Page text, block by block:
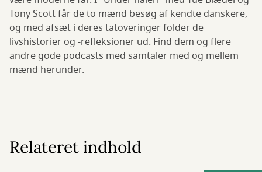
Tony Scott får de to mænd besøg af kendte danskere,
og med afsæt i deres tatoveringer folder de
livshistorier og -refleksioner ud. Find dem og flere
andre gode podcasts med samtaler med og mellem
mænd herunder.
Relateret indhold